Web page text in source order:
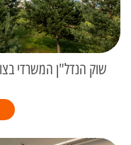
שוק הנדל"ן המשרדי